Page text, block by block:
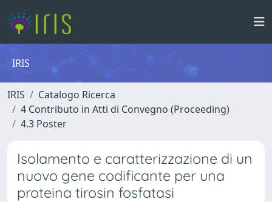
IRIS
IRIS
Catalogo Ricerca
4 Contributo in Atti di Convegno (Proceeding)
4.3 Poster
Isolamento e caratterizzazione di un
nuovo gene codificante per una
proteina tirosin fosfatasi